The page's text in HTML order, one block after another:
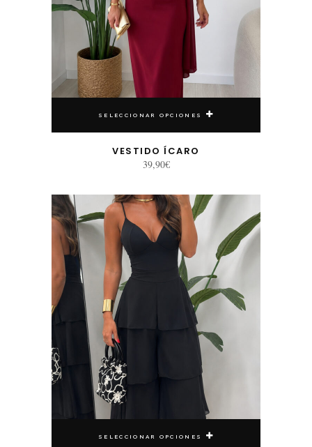
SELECCIONAR OPCIONES
VESTIDO ÍCARO
39,90€
SELECCIONAR OPCIONES
Este producto tiene múltiples variantes. Las opciones se pueden elegir en la página de producto